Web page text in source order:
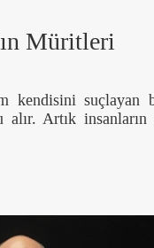
Müritleri
kendisini suçlayan
Artık insanların